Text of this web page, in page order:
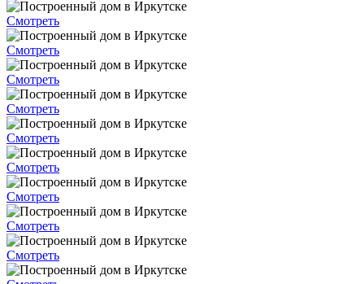
Смотреть
Смотреть
Смотреть
Смотреть
Смотреть
Смотреть
Смотреть
Смотреть
Смотреть